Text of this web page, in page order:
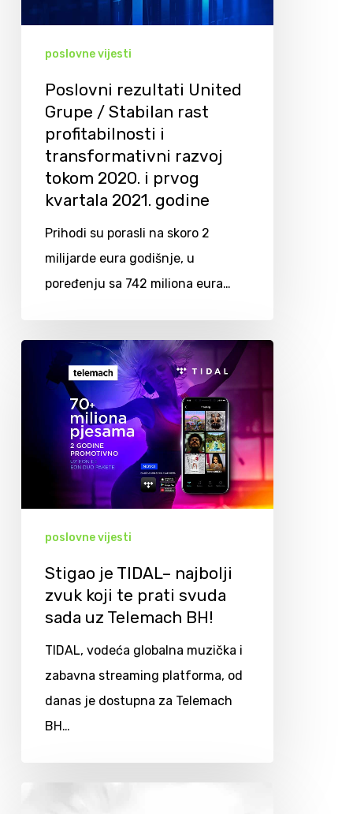
poslovne vijesti
Poslovni rezultati United
Grupe / Stabilan rast
profitabilnosti i
transformativni razvoj
tokom 2020. i prvog
kvartala 2021. godine
Prihodi su porasli na skoro 2
milijarde eura godišnje, u
poređenju sa 742 miliona eura…
poslovne vijesti
Stigao je TIDAL– najbolji
zvuk koji te prati svuda
sada uz Telemach BH!
TIDAL, vodeća globalna muzička i
zabavna streaming platforma, od
danas je dostupna za Telemach
BH…